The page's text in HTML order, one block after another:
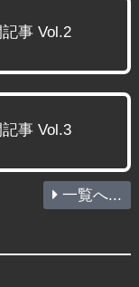
記事 Vol.2
記事 Vol.3
一覧へ...